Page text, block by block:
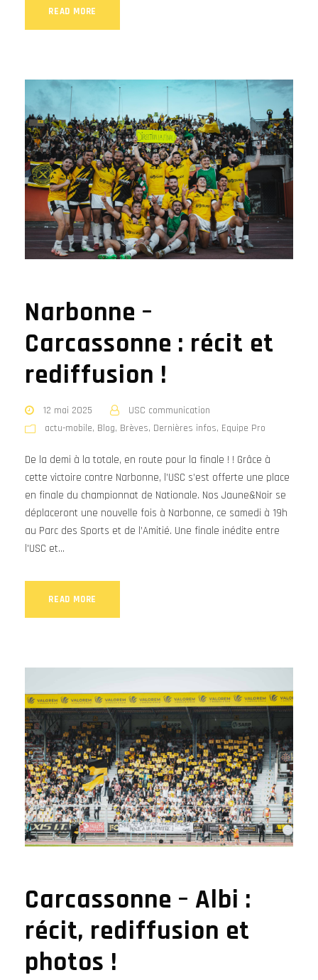
READ MORE
Narbonne –
Carcassonne : récit et
rediffusion !
12 mai 2025
USC communication
actu-mobile, Blog, Brèves, Dernières infos, Equipe Pro
De la demi à la totale, en route pour la finale ! ! Grâce à
cette victoire contre Narbonne, l’USC s’est offerte une place
en finale du championnat de Nationale. Nos Jaune&Noir se
déplaceront une nouvelle fois à Narbonne, ce samedi à 19h
au Parc des Sports et de l’Amitié. Une finale inédite entre
l'USC et...
READ MORE
Carcassonne – Albi :
récit, rediffusion et
photos !